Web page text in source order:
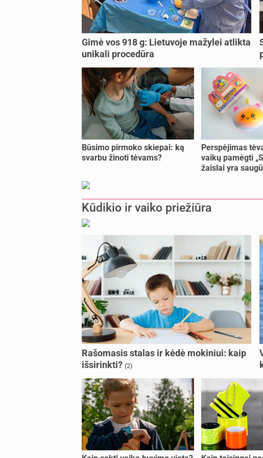
Gimė vos 918 g: Lietuvoje mažylei atlikta
unikali procedūra
Būsimo pirmoko skiepai: ką
svarbu žinoti tėvams?
Perspėjimas
vaikų pamėgti
žaislai yra
Kūdikio ir vaiko priežiūra
Rašomasis stalas ir kėdė mokiniui: kaip
išsirinkti? (2)